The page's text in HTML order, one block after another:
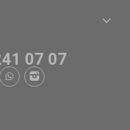
07 07